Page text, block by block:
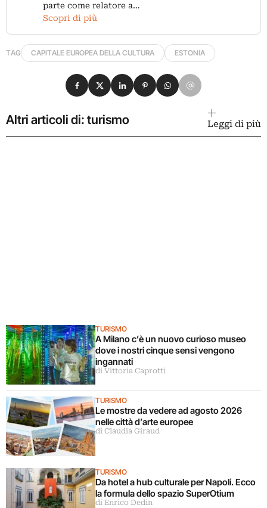
parte come relatore a…
Scopri di più
TAG CAPITALE EUROPEA DELLA CULTURA ESTONIA
Condividi su Facebook
Condividi su X
Condividi su LinkedIn
Condividi su Pinterest
Condividi su WhatsApp
Condividi su Email
Altri articoli di: turismo Leggi di più
TURISMO
A Milano c’è un nuovo curioso museo
dove i nostri cinque sensi vengono
ingannati
di Vittoria Caprotti
TURISMO
Le mostre da vedere ad agosto 2026
nelle città d’arte europee
di Claudia Giraud
TURISMO
Da hotel a hub culturale per Napoli. Ecco
la formula dello spazio SuperOtium
di Enrico Dedin